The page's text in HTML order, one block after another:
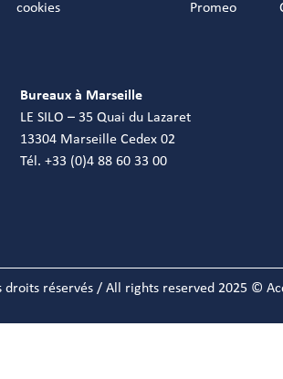
cookies
Promeo
Bureaux à Marseille
LE SILO – 35 Quai du Lazaret
13304 Marseille Cedex 02
Tél. +33 (0)4 88 60 33 00
droits réservés / All rights reserved 2025 ©